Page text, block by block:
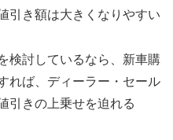
引き額は大きくなりやすい
検討しているなら、新車購
れば、ディーラー・セール
引きの上乗せを迫れる